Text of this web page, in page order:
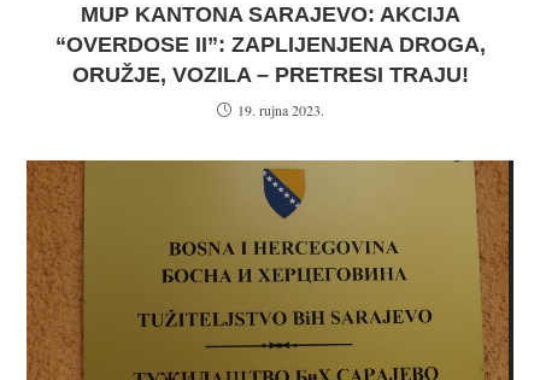
MUP KANTONA SARAJEVO: AKCIJA
“OVERDOSE II”: ZAPLIJENJENA DROGA,
ORUŽJE, VOZILA – PRETRESI TRAJU!
19. rujna 2023.